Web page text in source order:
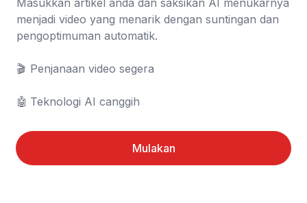
Masukkan artikel anda dan saksikan AI menukarnya
menjadi video yang menarik dengan suntingan dan
pengoptimuman automatik.
🎬	Penjanaan video segera
🤖	Teknologi AI canggih
Mulakan